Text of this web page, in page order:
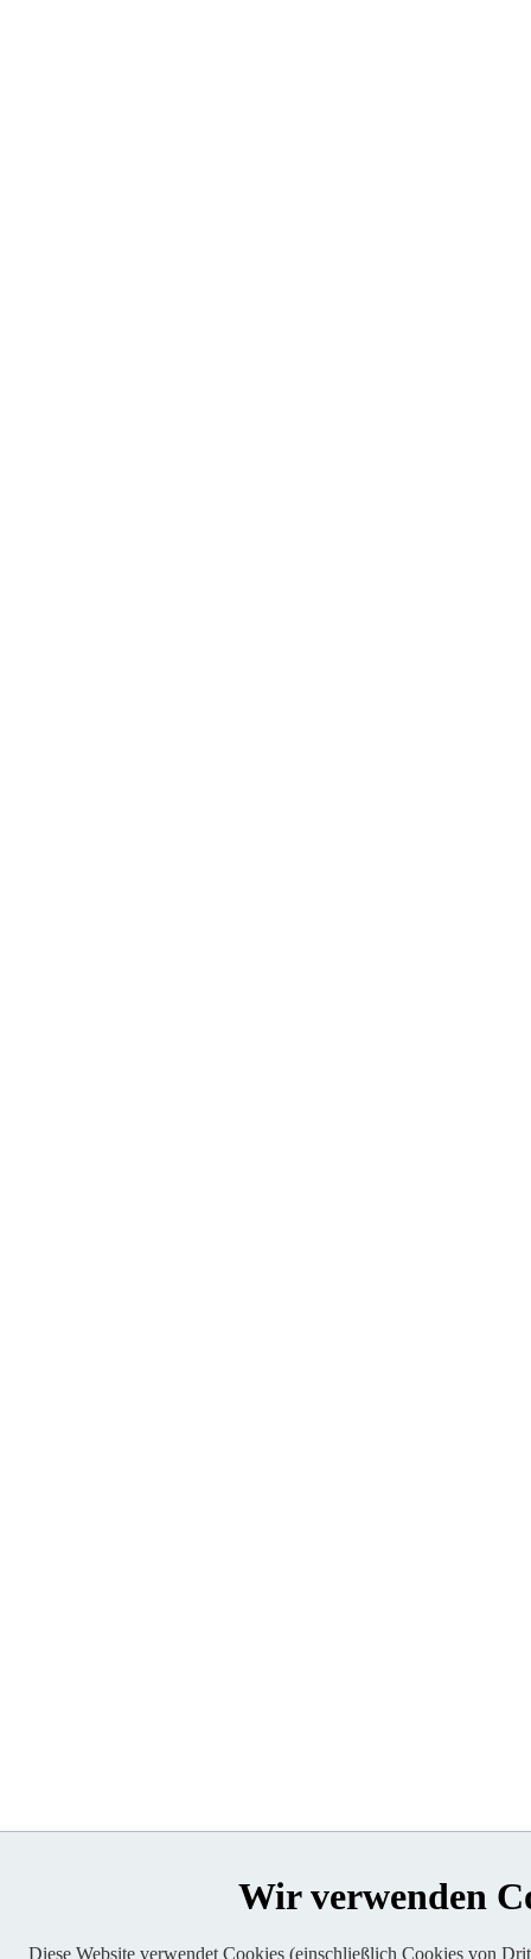
Wir verwenden
Diese Website verwendet Cookies (einschließlich Cookies von